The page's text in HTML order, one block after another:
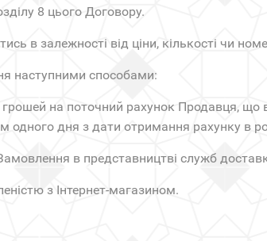
8 цього Договору.
в залежності від ціни, кількості чи
наступними способами:
на поточний рахунок Продавця, що
дня з дати отримання рахунку в
в представництві служб
з Інтернет-магазином.